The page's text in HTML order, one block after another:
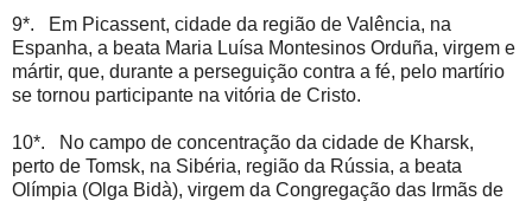
9*. Em Picassent, cidade da região de Valência, na
Espanha, a beata Maria Luísa Montesinos Orduña, virgem e
mártir, que, durante a perseguição contra a fé, pelo martírio
se tornou participante na vitória de Cristo.
10*. No campo de concentração da cidade de Kharsk,
perto de Tomsk, na Sibéria, região da Rússia, a beata
Olímpia (Olga Bidà), virgem da Congregação das Irmãs de